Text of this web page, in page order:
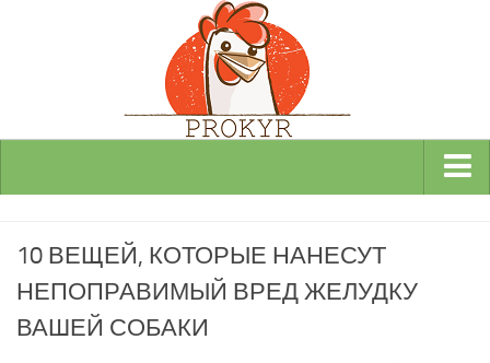
Декоративные
Мясные
10 ВЕЩЕЙ, КОТОРЫЕ НАНЕСУТ
НЕПОПРАВИМЫЙ ВРЕД ЖЕЛУДКУ
ВАШЕЙ СОБАКИ